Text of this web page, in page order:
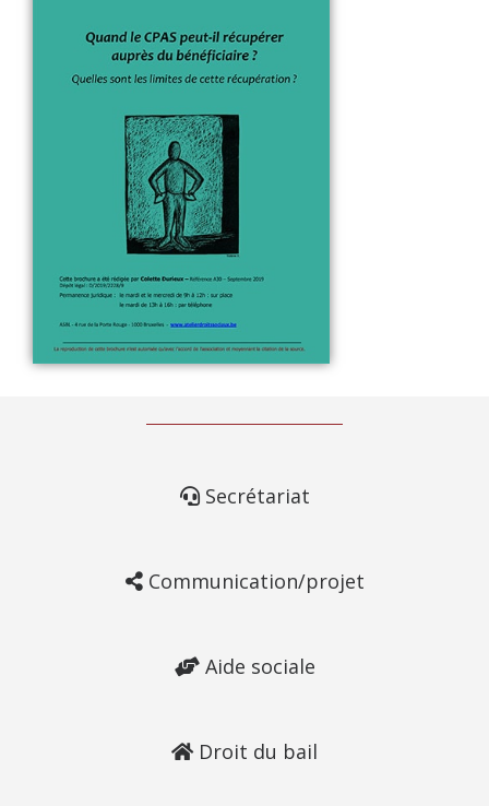
Secrétariat
Communication/projet
Aide sociale
Droit du bail